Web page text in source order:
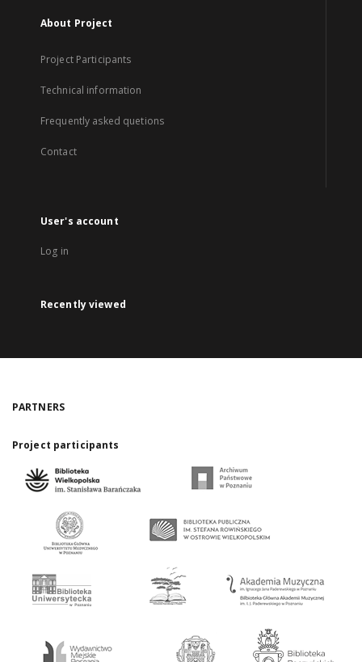
About Project
Project Participants
Technical information
Frequently asked quetions
Contact
User's account
Log in
Recently viewed
PARTNERS
Project participants